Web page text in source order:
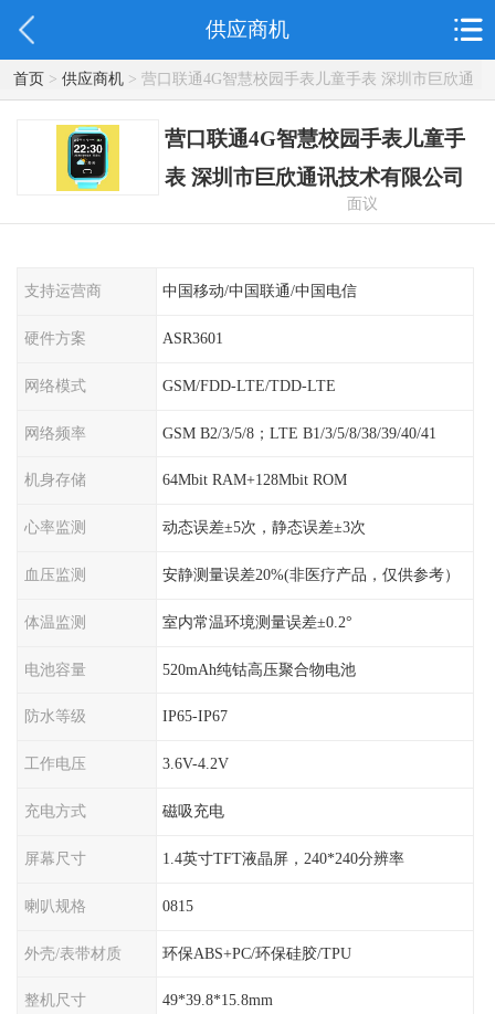
供应商机
首页> 供应商机> 营口联通4G智慧校园手表儿童手表 深圳市巨欣通
讯技术有限公司
营口联通4G智慧校园手表儿童手
表 深圳市巨欣通讯技术有限公司
面议
支持运营商 中国移动/中国联通/中国电信
硬件方案 ASR3601
网络模式 GSM/FDD-LTE/TDD-LTE
网络频率 GSM B2/3/5/8；LTE B1/3/5/8/38/39/40/41
机身存储 64Mbit RAM+128Mbit ROM
心率监测 动态误差±5次，静态误差±3次
血压监测 安静测量误差20%(非医疗产品，仅供参考）
体温监测 室内常温环境测量误差±0.2°
电池容量 520mAh纯钴高压聚合物电池
防水等级 IP65-IP67
工作电压 3.6V-4.2V
充电方式 磁吸充电
屏幕尺寸 1.4英寸TFT液晶屏，240*240分辨率
喇叭规格 0815
外壳/表带材质 环保ABS+PC/环保硅胶/TPU
整机尺寸 49*39.8*15.8mm